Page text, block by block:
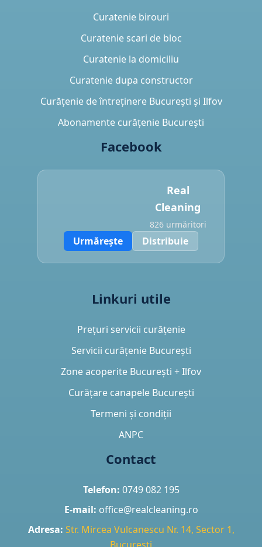
Curatenie birouri
Curatenie scari de bloc
Curatenie la domiciliu
Curatenie dupa constructor
Curățenie de întreținere București și Ilfov
Abonamente curățenie București
Facebook
Real
Cleaning
826 urmăritori
Urmărește Distribuie
Linkuri utile
Prețuri servicii curățenie
Servicii curățenie București
Zone acoperite București + Ilfov
Curățare canapele București
Termeni și condiții
ANPC
Contact
Telefon: 0749 082 195
E-mail: office@realcleaning.ro
Adresa: Str. Mircea Vulcanescu Nr. 14, Sector 1,